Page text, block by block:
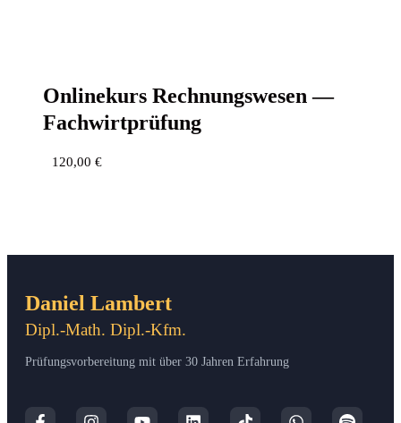
Online­kurs Rech­nungs­we­sen —
Fachwirtprüfung
120,00 €
Daniel Lambert
Dipl.-Math. Dipl.-Kfm.
Prüfungsvorbereitung mit über 30 Jahren Erfahrung